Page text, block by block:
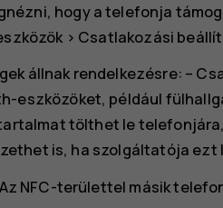
hogy a telefonja
> Csatlakozási
állnak rendelkezésre: –
eszközöket, például
tölthet le
is, ha szolgáltatója ezt
NFC-területtel másik